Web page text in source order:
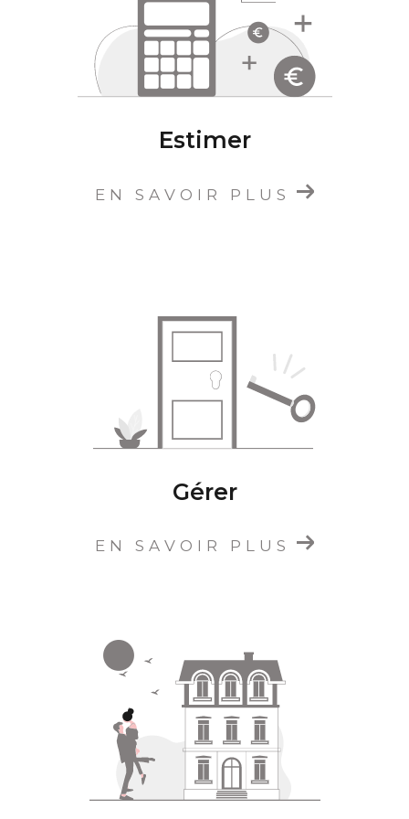
location de biens immobiliers
à Oullins,
Saint-Genis-Lavl et dans le rhône.
L'équipe d'Étude Immobilière CARLA est à
votre écoute et reste disponible via ses
pour discuter de votreprojet immobilier à
ambitions.
Estimer
EN SAVOIR PLUS
Gérer
EN SAVOIR PLUS